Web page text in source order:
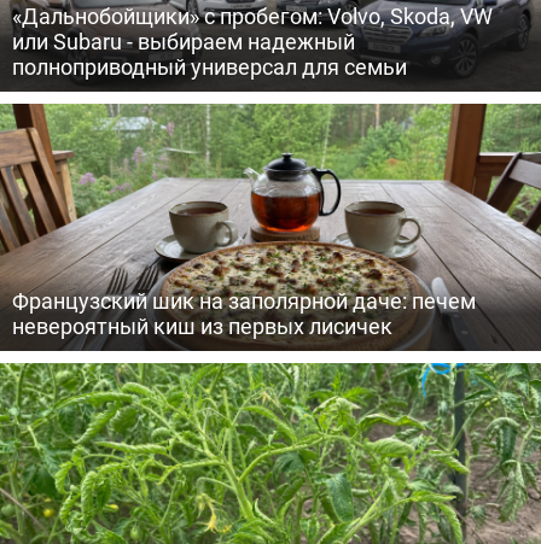
«Дальнобойщики» с пробегом: Volvo, Skoda, VW
или Subaru - выбираем надежный
полноприводный универсал для семьи
Французский шик на заполярной даче: печем
невероятный киш из первых лисичек